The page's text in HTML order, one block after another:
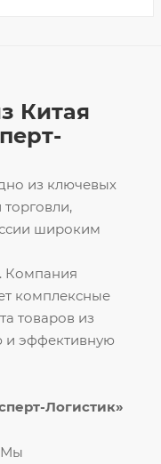
из ключевых
широким
Компания
комплексные
товаров из
и эффективную
Логистик»
Мы
Китая